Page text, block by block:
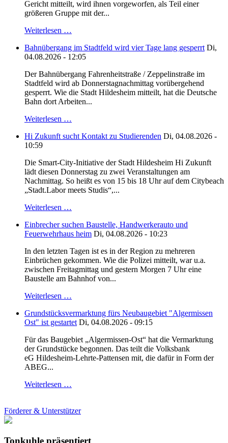
Gericht mitteilt, wird ihnen vorgeworfen, als Teil einer
größeren Gruppe mit der...
Weiterlesen …
Bahnübergang im Stadtfeld wird vier Tage lang gesperrt Di,
04.08.2026 - 12:05
Der Bahnübergang Fahrenheitstraße / Zeppelinstraße im
Stadtfeld wird ab Donnerstagnachmittag vorübergehend
gesperrt. Wie die Stadt Hildesheim mitteilt, hat die Deutsche
Bahn dort Arbeiten...
Weiterlesen …
Hi Zukunft sucht Kontakt zu Studierenden Di, 04.08.2026 -
10:59
Die Smart-City-Initiative der Stadt Hildesheim Hi Zukunft
lädt diesen Donnerstag zu zwei Veranstaltungen am
Nachmittag. So heißt es von 15 bis 18 Uhr auf dem Citybeach
„Stadt.Labor meets Studis“,...
Weiterlesen …
Einbrecher suchen Baustelle, Handwerkerauto und
Feuerwehrhaus heim Di, 04.08.2026 - 10:23
In den letzten Tagen ist es in der Region zu mehreren
Einbrüchen gekommen. Wie die Polizei mitteilt, war u.a.
zwischen Freitagmittag und gestern Morgen 7 Uhr eine
Baustelle am Bahnhof von...
Weiterlesen …
Grundstücksvermarktung fürs Neubaugebiet "Algermissen
Ost" ist gestartet Di, 04.08.2026 - 09:15
Für das Baugebiet „Algermissen-Ost“ hat die Vermarktung
der Grundstücke begonnen. Das teilt die Volksbank
eG Hildesheim-Lehrte-Pattensen mit, die dafür in Form der
ABEG...
Weiterlesen …
Förderer & Unterstützer
Tonkuhle präsentiert